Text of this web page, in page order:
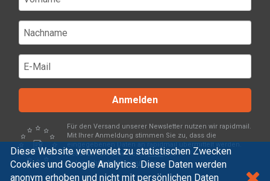
Diese Website verwendet zu statistischen Zwecken
Cookies und Google Analytics. Diese Daten werden
anonym erhoben und nicht mit persönlichen Daten
Anmelden
Für den Versand unserer Newsletter nutzen wir rapidmail.
Mit Ihrer Anmeldung stimmen Sie zu, dass die
eingegebenen Daten an rapidmail übermittelt werden.
Beachten Sie bitte derenAGBund
Datenschutzbestimmungen.